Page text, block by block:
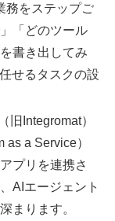
務をステップご
「どのツール
書き出してみ
せるタスクの設
旧Integromat）
a Service）
プリを連携さ
AIエージェント
まります。